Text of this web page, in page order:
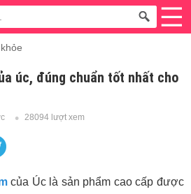
úc, đúng chuẩn tốt nhất cho
28094 lượt xem
của Úc là sản phẩm cao cấp được